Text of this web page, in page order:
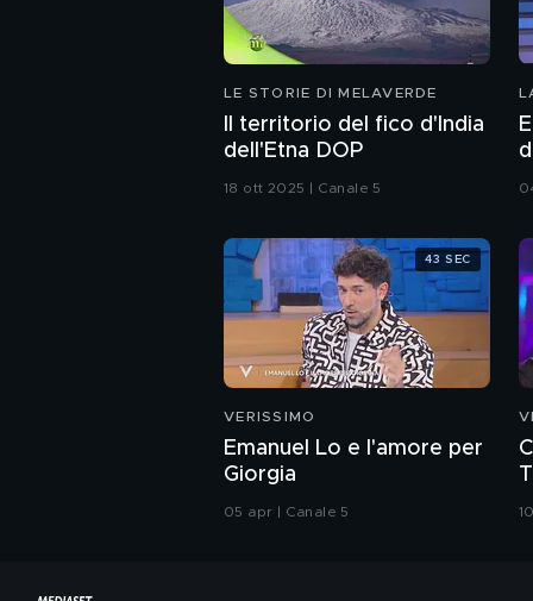
LE STORIE DI MELAVERDE
Il territorio del fico d'India
dell'Etna DOP
18 ott 2025 | Canale 5
VERISSIMO
Emanuel Lo e l'amore per
Giorgia
05 apr | Canale 5
43 SEC